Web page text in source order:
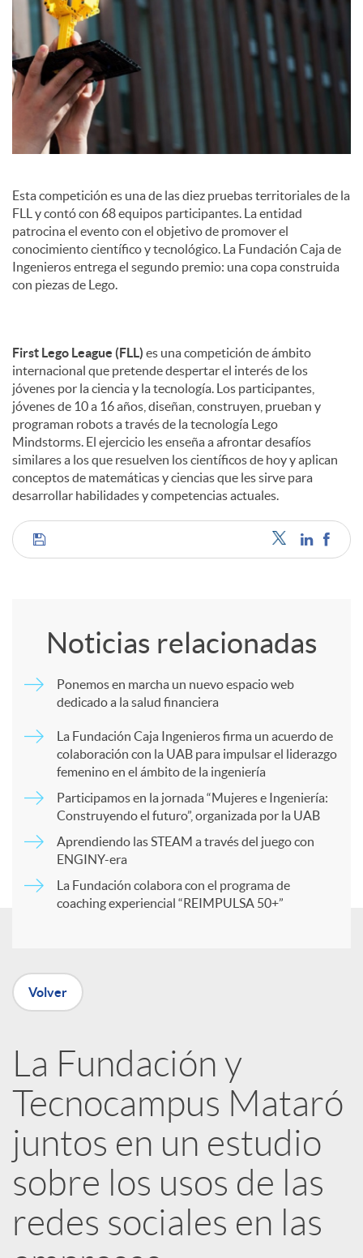
a
l
Esta competición es una de las diez pruebas territoriales de la
FLL y contó con 68 equipos participantes. La entidad
patrocina el evento con el objetivo de promover el
conocimiento científico y tecnológico. La Fundación Caja de
Ingenieros entrega el segundo premio: una copa construida
con piezas de Lego.
First Lego League (FLL) es una competición de ámbito
internacional que pretende despertar el interés de los
jóvenes por la ciencia y la tecnología. Los participantes,
jóvenes de 10 a 16 años, diseñan, construyen, prueban y
programan robots a través de la tecnología Lego
Mindstorms. El ejercicio les enseña a afrontar desafíos
similares a los que resuelven los científicos de hoy y aplican
conceptos de matemáticas y ciencias que les sirve para
desarrollar habilidades y competencias actuales.
C
m
t
r
n
R
e
d
Noticias relacionadas
Ponemos en marcha un nuevo espacio web
dedicado a la salud financiera
La Fundación Caja Ingenieros firma un acuerdo de
colaboración con la UAB para impulsar el liderazgo
femenino en el ámbito de la ingeniería
Participamos en la jornada “Mujeres e Ingeniería:
Construyendo el futuro”, organizada por la UAB
Aprendiendo las STEAM a través del juego con
ENGINY-era
La Fundación colabora con el programa de
coaching experiencial “REIMPULSA 50+”
Volver
La Fundación y
Tecnocampus Mataró
juntos en un estudio
sobre los usos de las
redes sociales en las